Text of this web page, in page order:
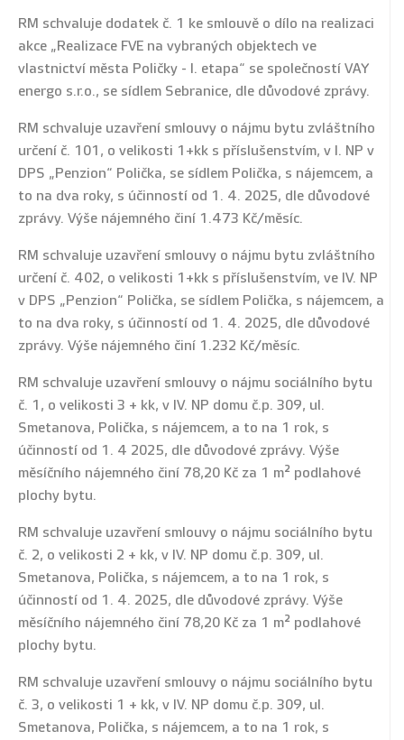
RM schvaluje dodatek č. 1 ke smlouvě o dílo na realizaci
akce „Realizace FVE na vybraných objektech ve
vlastnictví města Poličky - I. etapa“ se společností VAY
energo s.r.o., se sídlem Sebranice, dle důvodové zprávy.
RM schvaluje uzavření smlouvy o nájmu bytu zvláštního
určení č. 101, o velikosti 1+kk s příslušenstvím, v I. NP v
DPS „Penzion“ Polička, se sídlem Polička, s nájemcem, a
to na dva roky, s účinností od 1. 4. 2025, dle důvodové
zprávy. Výše nájemného činí 1.473 Kč/měsíc.
RM schvaluje uzavření smlouvy o nájmu bytu zvláštního
určení č. 402, o velikosti 1+kk s příslušenstvím, ve IV. NP
v DPS „Penzion“ Polička, se sídlem Polička, s nájemcem, a
to na dva roky, s účinností od 1. 4. 2025, dle důvodové
zprávy. Výše nájemného činí 1.232 Kč/měsíc.
RM schvaluje uzavření smlouvy o nájmu sociálního bytu
č. 1, o velikosti 3 + kk, v IV. NP domu č.p. 309, ul.
Smetanova, Polička, s nájemcem, a to na 1 rok, s
účinností od 1. 4 2025, dle důvodové zprávy. Výše
měsíčního nájemného činí 78,20 Kč za 1 m² podlahové
plochy bytu.
RM schvaluje uzavření smlouvy o nájmu sociálního bytu
č. 2, o velikosti 2 + kk, v IV. NP domu č.p. 309, ul.
Smetanova, Polička, s nájemcem, a to na 1 rok, s
účinností od 1. 4. 2025, dle důvodové zprávy. Výše
měsíčního nájemného činí 78,20 Kč za 1 m² podlahové
plochy bytu.
RM schvaluje uzavření smlouvy o nájmu sociálního bytu
č. 3, o velikosti 1 + kk, v IV. NP domu č.p. 309, ul.
Smetanova, Polička, s nájemcem, a to na 1 rok, s